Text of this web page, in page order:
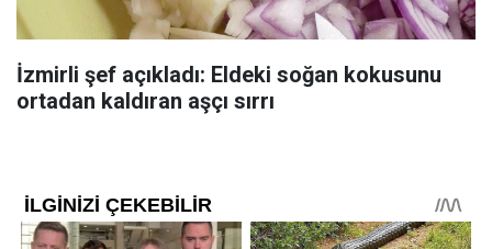
İzmirli şef açıkladı: Eldeki soğan kokusunu
ortadan kaldıran aşçı sırrı